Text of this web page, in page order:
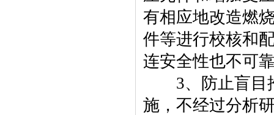
有相应地改造燃
件等进行校核和
连安全性也不可
3、防止盲目推
施，不经过分析